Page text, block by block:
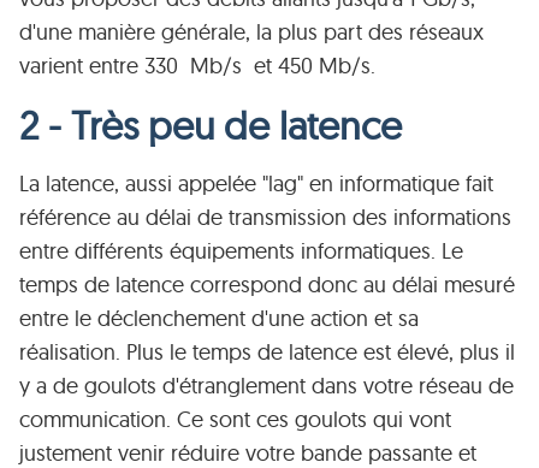
d'une manière générale, la plus part des réseaux
varient entre 330 Mb/s et 450 Mb/s.
2 - Très peu de latence
La latence, aussi appelée "lag" en informatique fait
référence au délai de transmission des informations
entre différents équipements informatiques. Le
temps de latence correspond donc au délai mesuré
entre le déclenchement d'une action et sa
réalisation. Plus le temps de latence est élevé, plus il
y a de goulots d'étranglement dans votre réseau de
communication. Ce sont ces goulots qui vont
justement venir réduire votre bande passante et